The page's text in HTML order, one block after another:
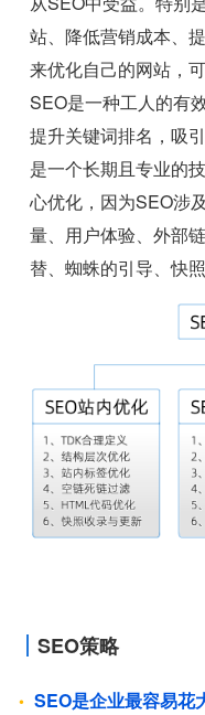
站、降低营销成本、
来优化自己的网站，
SEO是一种工人的有
提升关键词排名，吸
是一个长期且专业的
心优化，因为SEO涉
量、用户体验、外部
替、蜘蛛的引导、快
SEO策略
SEO是企业最容易花